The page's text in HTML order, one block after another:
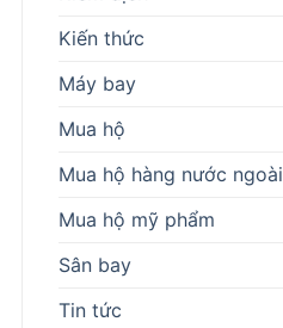
Kiến thức
Máy bay
Mua hộ
Mua hộ hàng nước ngoài
Mua hộ mỹ phẩm
Sân bay
Tin tức